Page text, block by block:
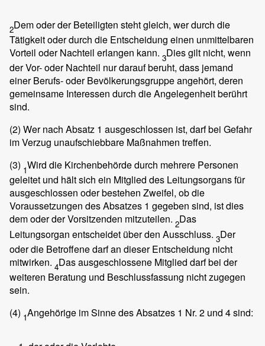
2Dem oder der Beteiligten steht gleich, wer durch die
Tätigkeit oder durch die Entscheidung einen unmittelbaren
Vorteil oder Nachteil erlangen kann. 3Dies gilt nicht, wenn
der Vor- oder Nachteil nur darauf beruht, dass jemand
einer Berufs- oder Bevölkerungsgruppe angehört, deren
gemeinsame Interessen durch die Angelegenheit berührt
sind.
(2) Wer nach Absatz 1 ausgeschlossen ist, darf bei Gefahr
im Verzug unaufschiebbare Maßnahmen treffen.
(3) 1Wird die Kirchenbehörde durch mehrere Personen
geleitet und hält sich ein Mitglied des Leitungsorgans für
ausgeschlossen oder bestehen Zweifel, ob die
Voraussetzungen des Absatzes 1 gegeben sind, ist dies
dem oder der Vorsitzenden mitzuteilen. 2Das
Leitungsorgan entscheidet über den Ausschluss. 3Der
oder die Betroffene darf an dieser Entscheidung nicht
mitwirken. 4Das ausgeschlossene Mitglied darf bei der
weiteren Beratung und Beschlussfassung nicht zugegen
sein.
(4) 1Angehörige im Sinne des Absatzes 1 Nr. 2 und 4 sind: